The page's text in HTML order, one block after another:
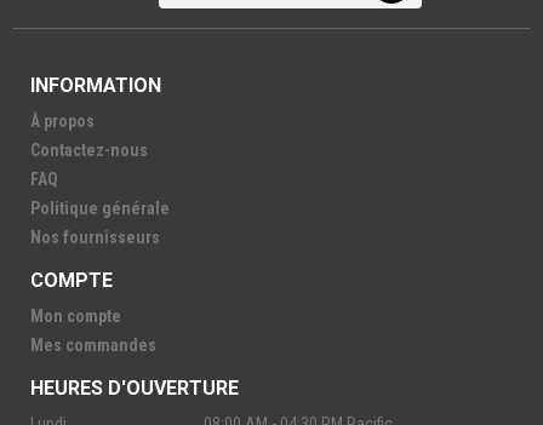
INFORMATION
À propos
Contactez-nous
FAQ
Politique générale
Nos fournisseurs
COMPTE
Mon compte
Mes commandes
HEURES D'OUVERTURE